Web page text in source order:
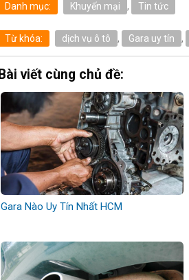
Danh mục: Khuyến mại , Tin tức
Từ khóa: dịch vụ ô tô , Gara uy tín ,
Bài viết cùng chủ đề:
Gara Nào Uy Tín Nhất HCM